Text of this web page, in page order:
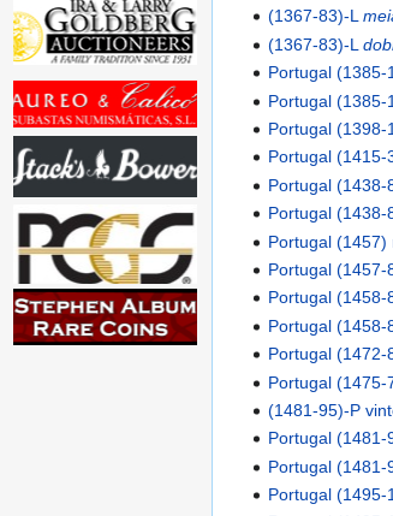
(1367-83)-L
(1367-83)-L
Portugal (1385-
Portugal
Portugal (1398-
Portugal
Portugal (1438-
Portugal (1438-
Portugal (1457)
Portugal
Portugal (1458-
Portugal (1458-
Portugal (1472-
Portugal
(1481-95)-P
Portugal
Portugal
Portugal (1495-